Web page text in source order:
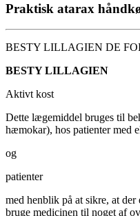
Praktisk atarax
BESTY LILLAGIEN DE
BESTY LILLAGIEN
Aktivt kost
Dette lægemiddel bruges til
hæmokar), hos patienter med
og
patienter
med henblik på at sikre, at
bruge medicinen til noget af